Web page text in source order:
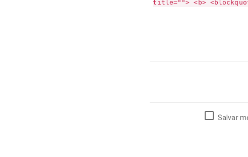
title=""> <b>
Salvar